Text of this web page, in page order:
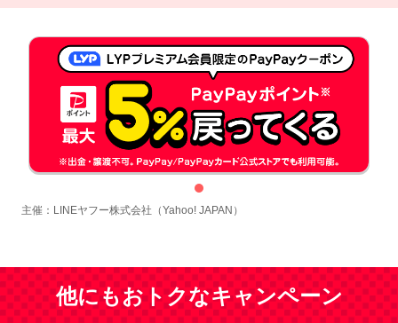
1
主催：LINEヤフー株式会社（Yahoo! JAPAN）
他にもおトクなキャンペーン